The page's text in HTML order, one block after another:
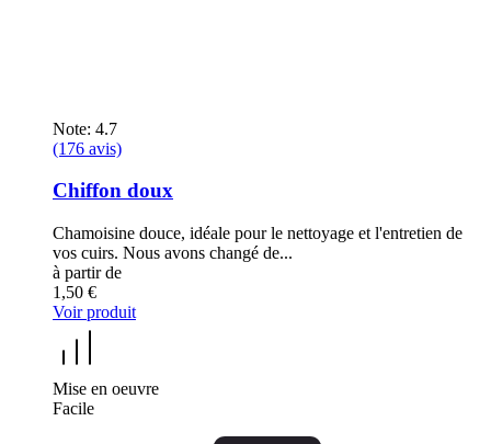
Note: 4.7
(176 avis)
Chiffon doux
Chamoisine douce, idéale pour le nettoyage et l'entretien de
vos cuirs. Nous avons changé de...
à partir de
1,50 €
Voir produit
Mise en oeuvre
Facile